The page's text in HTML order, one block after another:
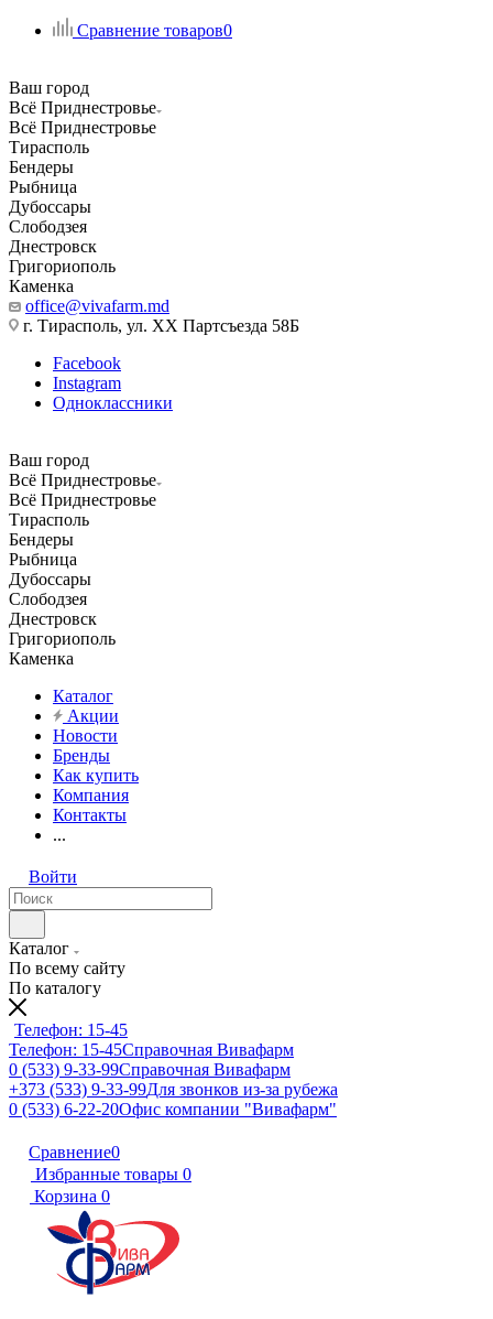
Сравнение товаров0
Ваш город
Всё Приднестровье
Всё Приднестровье
Тирасполь
Бендеры
Рыбница
Дубоссары
Слободзея
Днестровск
Григориополь
Каменка
office@vivafarm.md
г. Тирасполь, ул. ХХ Партсъезда 58Б
Facebook
Instagram
Одноклассники
Ваш город
Всё Приднестровье
Всё Приднестровье
Тирасполь
Бендеры
Рыбница
Дубоссары
Слободзея
Днестровск
Григориополь
Каменка
Каталог
Акции
Новости
Бренды
Как купить
Компания
Контакты
...
Войти
Каталог
По всему сайту
По каталогу
Телефон: 15-45
Телефон: 15-45Справочная Вивафарм
0 (533) 9-33-99Справочная Вивафарм
+373 (533) 9-33-99Для звонков из-за рубежа
0 (533) 6-22-20Офис компании "Вивафарм"
Сравнение0
Избранные товары 0
Корзина 0